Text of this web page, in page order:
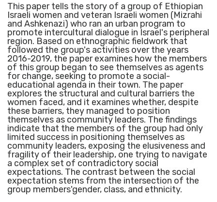
This paper tells the story of a group of Ethiopian
Israeli women and veteran Israeli women (Mizrahi
and Ashkenazi) who ran an urban program to
promote intercultural dialogue in Israel's peripheral
region. Based on ethnographic fieldwork that
followed the group's activities over the years
2016-2019, the paper examines how the members
of this group began to see themselves as agents
for change, seeking to promote a social-
educational agenda in their town. The paper
explores the structural and cultural barriers the
women faced, and it examines whether, despite
these barriers, they managed to position
themselves as community leaders. The findings
indicate that the members of the group had only
limited success in positioning themselves as
community leaders, exposing the elusiveness and
fragility of their leadership, one trying to navigate
a complex set of contradictory social
expectations. The contrast between the social
expectation stems from the intersection of the
group members'gender, class, and ethnicity.